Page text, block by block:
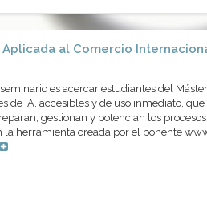
Aplicada al Comercio
es acercar estudiantes del
de IA, accesibles y de uso inmediato,
gestionan y potencian los
la herramienta creada por el ponente